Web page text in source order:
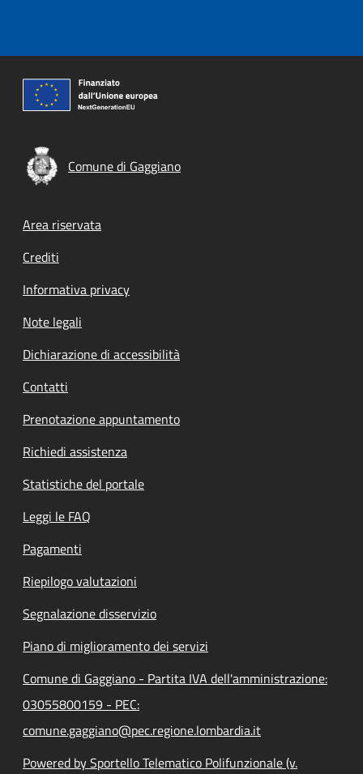
Comune di Gaggiano
Footer menu
Area riservata
Crediti
Informativa privacy
Note legali
Dichiarazione di accessibilità
Contatti
Prenotazione appuntamento
Richiedi assistenza
Statistiche del portale
Leggi le FAQ
Pagamenti
Riepilogo valutazioni
Segnalazione disservizio
Piano di miglioramento dei servizi
Comune di Gaggiano - Partita IVA dell'amministrazione:
03055800159 - PEC:
comune.gaggiano@pec.regione.lombardia.it
Powered by Sportello Telematico Polifunzionale (v.